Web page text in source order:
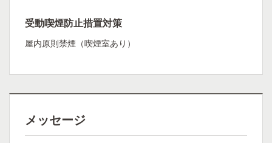
受動喫煙防止措置対策
屋内原則禁煙（喫煙室あり）
メッセージ